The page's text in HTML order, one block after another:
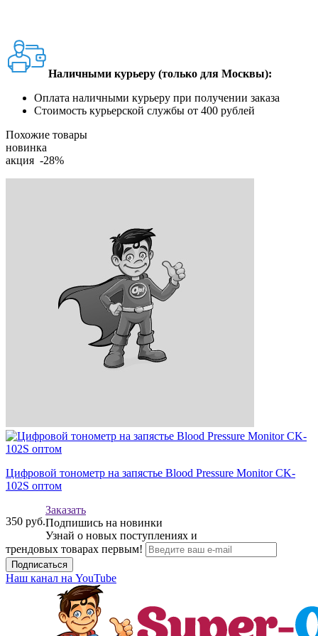
Наличными курьеру (только для Москвы):
Оплата наличными курьеру при получении заказа
Стоимость курьерской службы от 400 рублей
Похожие товары
новинка
акция -28%
Цифровой тонометр на запястье Blood Pressure Monitor CK-
102S оптом
350 руб.
Заказать
Подпишись на новинки
Узнай о новых поступлениях и
трендовых товарах первым!
Подписаться
Наш канал на YouTube